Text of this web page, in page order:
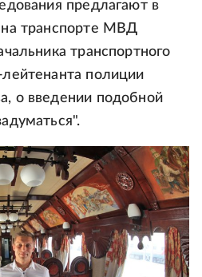
предлагают в
на транспорте МВД
транспортного
полиции
о введении подобной